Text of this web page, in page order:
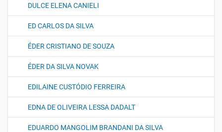
DULCE ELENA CANIELI
ED CARLOS DA SILVA
ÉDER CRISTIANO DE SOUZA
ÉDER DA SILVA NOVAK
EDILAINE CUSTÓDIO FERREIRA
EDNA DE OLIVEIRA LESSA DADALT
EDUARDO MANGOLIM BRANDANI DA SILVA